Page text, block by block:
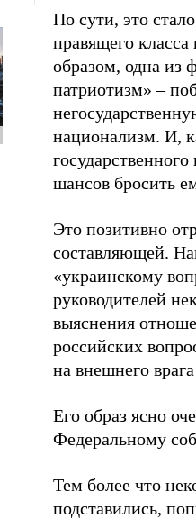
По сути, это
правящего
образом, одна из
патриотизм» –
национализм. И,
шансов бросить
Это позитивно
составляющей.
«украинскому
руководителей
выяснения
российских
на внешнего
Его образ ясно
Федеральному
Тем более что
подставились,